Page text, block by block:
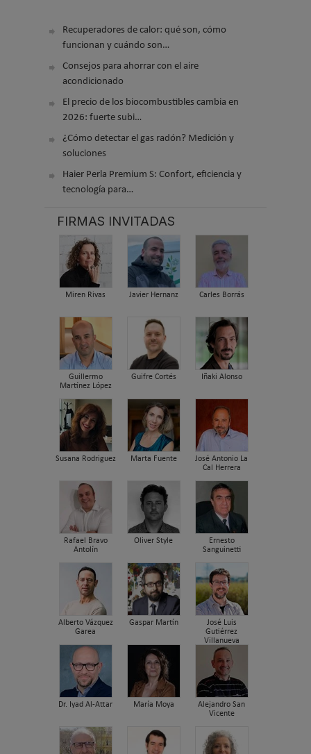
Recuperadores de calor: qué son, cómo
funcionan y cuándo son…
Consejos para ahorrar con el aire
acondicionado
El precio de los biocombustibles cambia en
2026: fuerte subi…
¿Cómo detectar el gas radón? Medición y
soluciones
Haier Perla Premium S: Confort, eficiencia y
tecnología para…
FIRMAS INVITADAS
Miren Rivas Javier Hernanz Carles Borrás
Guillermo
Martínez López
Guifre Cortés Iñaki Alonso
Susana Rodriguez Marta Fuente
José Antonio La
Cal Herrera
Rafael Bravo
Antolín
Oliver Style
Ernesto
Sanguinetti
Alberto Vázquez
Garea
Gaspar Martín
José Luis
Gutiérrez
Villanueva
Dr. Iyad Al-Attar María Moya
Alejandro San
Vicente